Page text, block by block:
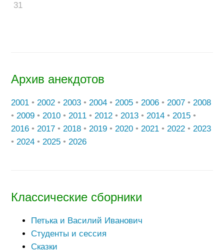
31
Архив анекдотов
2001 • 2002 • 2003 • 2004 • 2005 • 2006 • 2007 • 2008
• 2009 • 2010 • 2011 • 2012 • 2013 • 2014 • 2015 •
2016 • 2017 • 2018 • 2019 • 2020 • 2021 • 2022 • 2023
• 2024 • 2025 • 2026
Классические сборники
Петька и Василий Иванович
Студенты и сессия
Сказки